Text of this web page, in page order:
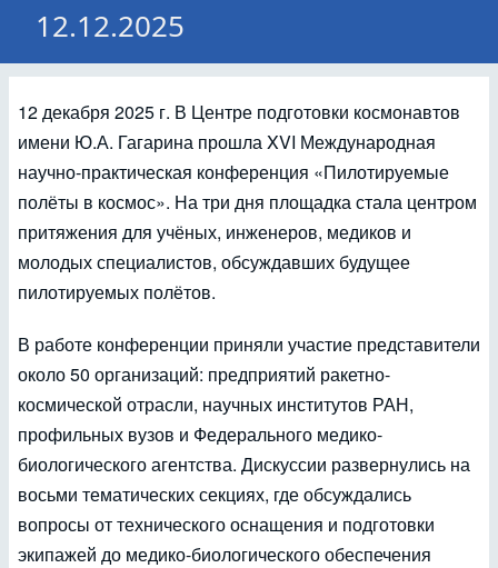
12.12.2025
12 декабря 2025 г. В Центре подготовки космонавтов
имени Ю.А. Гагарина прошла XVI Международная
научно-практическая конференция «Пилотируемые
полёты в космос». На три дня площадка стала центром
притяжения для учёных, инженеров, медиков и
молодых специалистов, обсуждавших будущее
пилотируемых полётов.
В работе конференции приняли участие представители
около 50 организаций: предприятий ракетно-
космической отрасли, научных институтов РАН,
профильных вузов и Федерального медико-
биологического агентства. Дискуссии развернулись на
восьми тематических секциях, где обсуждались
вопросы от технического оснащения и подготовки
экипажей до медико-биологического обеспечения